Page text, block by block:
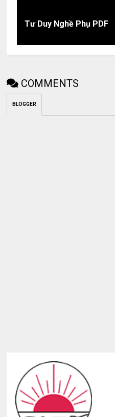
Tư Duy Nghề Phụ PDF
COMMENTS
BLOGGER